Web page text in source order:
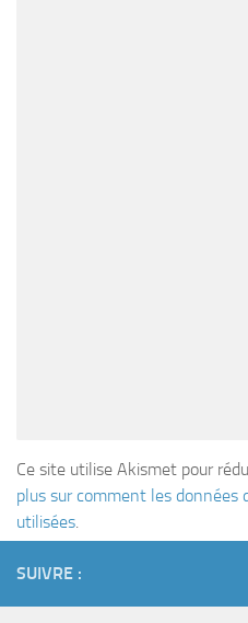
Ce site utilise Akismet pour
plus sur comment les données
utilisées
SUIVRE :